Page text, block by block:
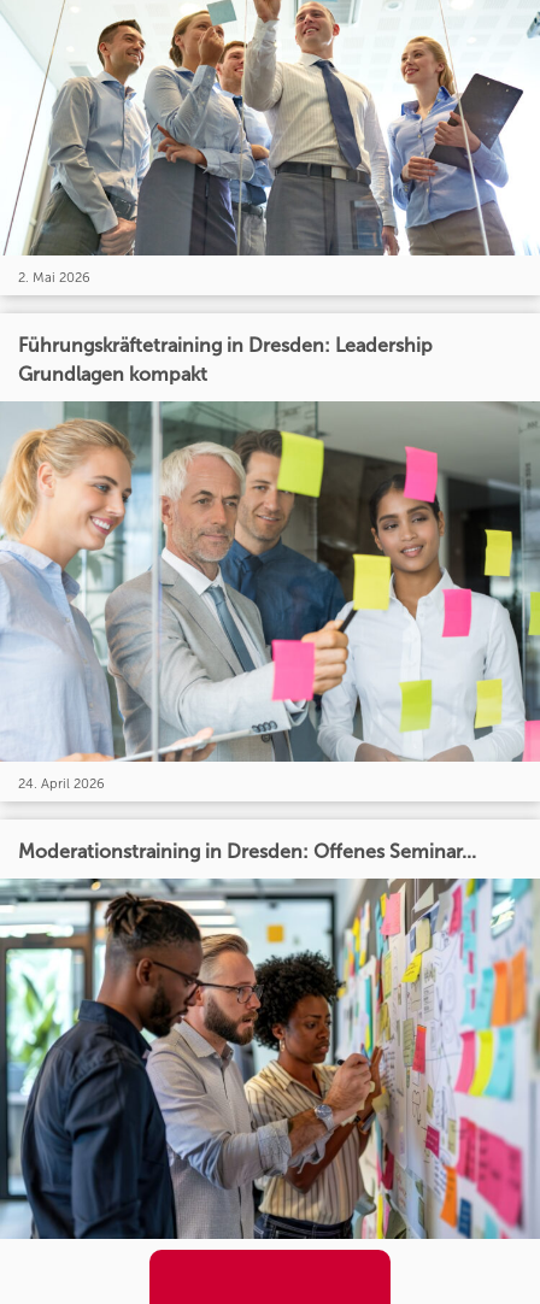
2. Mai 2026
Führungskräftetraining in Dresden: Leadership
Grundlagen kompakt
24. April 2026
Moderationstraining in Dresden: Offenes Seminar...